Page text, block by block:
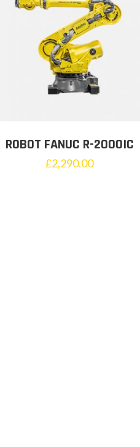
ROBOT FANUC R-2000IC
£2,290.00